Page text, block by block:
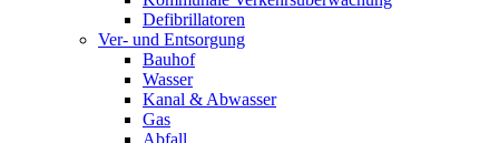
Defibrillatoren
Ver- und Entsorgung
Bauhof
Wasser
Kanal & Abwasser
Gas
Abfall